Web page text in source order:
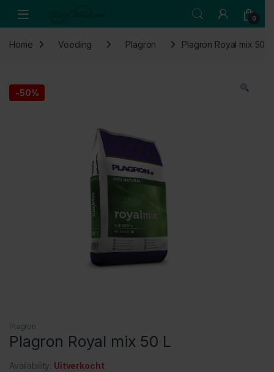
Open 0
Home Voeding Plagron Plagron Royal mix 50 L
-50%
Plagron
Plagron Royal mix 50 L
Availability: Uitverkocht